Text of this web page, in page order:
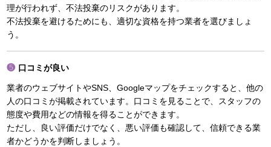
理が行われず、不法投棄のリスクがあります。
不法投棄を避けるためにも、適切な資格を持つ業者を選びましょ
う。
口コミが良い
業者のウェブサイトやSNS、Googleマップをチェックすると、他の
人の口コミが掲載されています。口コミを見ることで、スタッフの
態度や費用などの情報を得ることができます。
ただし、良い評価だけでなく、悪い評価も確認して、信頼できる業
者かどうかを判断しましょう。